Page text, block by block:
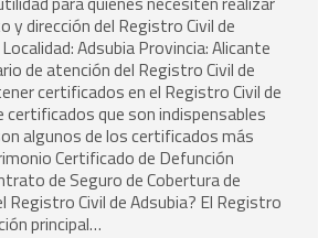
dirección del Registro Civil de
Adsubia Provincia: Alicante
de atención del Registro Civil de
certificados en el Registro Civil de
certificados que son indispensables
algunos de los certificados más
Certificado de Defunción
de Seguro de Cobertura de
Registro Civil de Adsubia? El Registro
principal…